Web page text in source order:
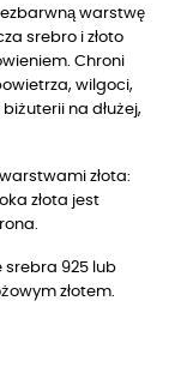
warstwę
srebro i złoto
Chroni
wilgoci,
na dłużej,
złota:
złota jest
srebra 925 lub
złotem.